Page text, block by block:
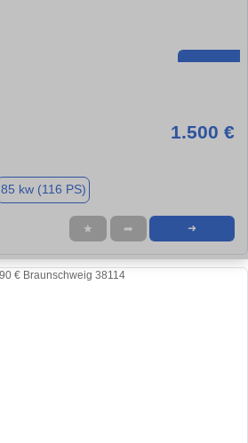
1.500 €
85 kw (116 PS)
★ ➦ ➜